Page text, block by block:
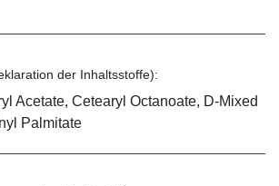
der Inhaltsstoffe):
Acetate, Cetearyl Octanoate, D-Mixed
Palmitate